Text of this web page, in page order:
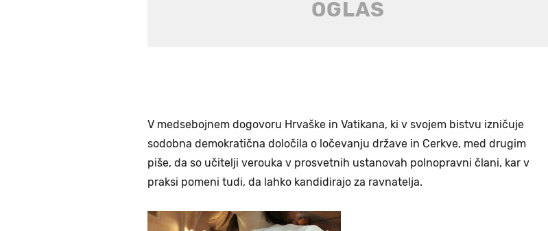
V medsebojnem dogovoru Hrvaške in Vatikana, ki v svojem bistvu izničuje
sodobna demokratična določila o ločevanju države in Cerkve, med drugim
piše, da so učitelji verouka v prosvetnih ustanovah polnopravni člani, kar v
praksi pomeni tudi, da lahko kandidirajo za ravnatelja.